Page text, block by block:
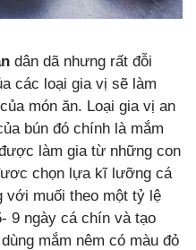
dân dã nhưng rất đỗi
các loại gia vị sẽ làm
món ăn. Loại gia vị an
bún đó chính là mắm
làm gia từ những con
chọn lựa kĩ lưỡng cá
muối theo một tỷ lệ
9 ngày cá chín và tạo
mắm nêm có màu đỏ